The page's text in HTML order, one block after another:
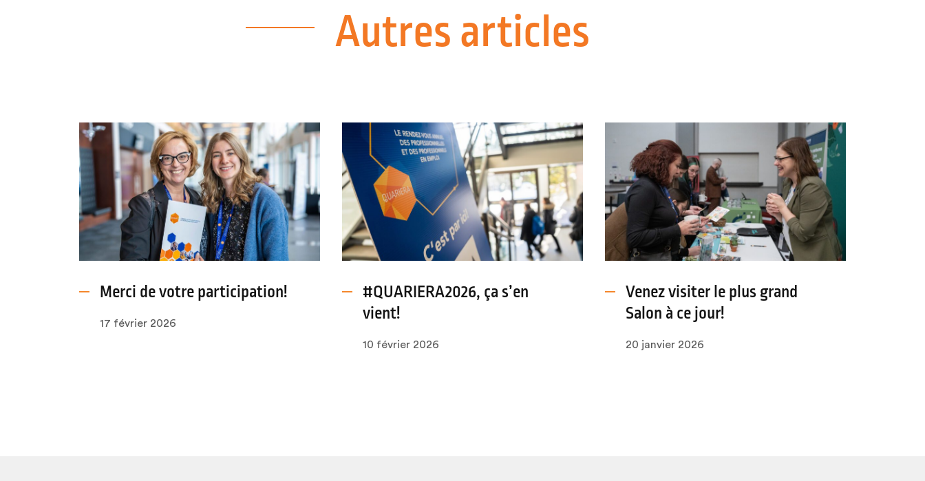
Autres articles
Merci de votre participation!
17 février 2026
#QUARIERA2026, ça s’en
vient!
10 février 2026
Venez visiter le plus grand
Salon à ce jour!
20 janvier 2026